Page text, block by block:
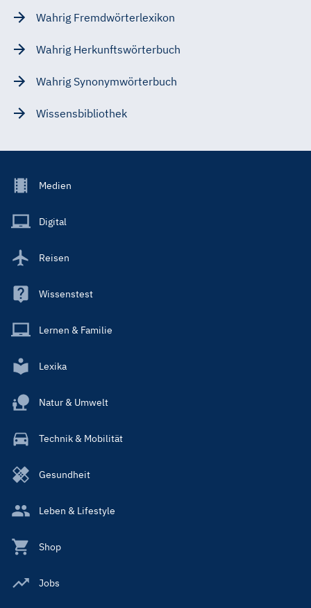
Wahrig Fremdwörterlexikon
Wahrig Herkunftswörterbuch
Wahrig Synonymwörterbuch
Wissensbibliothek
Footer
Main
Medien
Digital
Reisen
Wissenstest
Lernen & Familie
Lexika
Natur & Umwelt
Technik & Mobilität
Gesundheit
Leben & Lifestyle
Shop
Jobs